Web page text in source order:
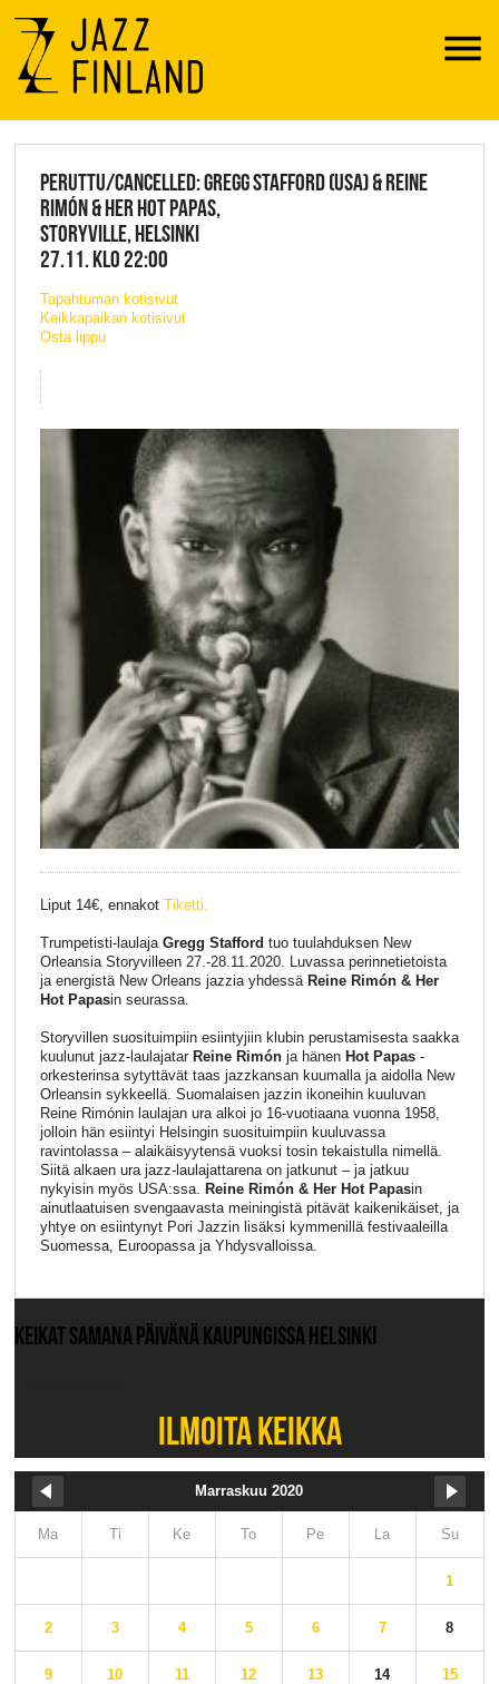
Menu
JAZZ FINLAND LIVE
PERUTTU/CANCELLED: GREGG STAFFORD (USA) & REINE
RIMÓN & HER HOT PAPAS,
STORYVILLE, HELSINKI
27.11. KLO 22:00
Tapahtuman kotisivut
Keikkapaikan kotisivut
Osta lippu
Liput 14€, ennakot Tiketti.
Trumpetisti-laulaja Gregg Stafford tuo tuulahduksen New
Orleansia Storyvilleen 27.-28.11.2020. Luvassa perinnetietoista
ja energistä New Orleans jazzia yhdessä Reine Rimón & Her
Hot Papasin seurassa.
Storyvillen suosituimpiin esiintyjiin klubin perustamisesta saakka
kuulunut jazz-laulajatar Reine Rimónja hänen Hot Papas-
orkesterinsa sytyttävät taas jazzkansan kuumalla ja aidolla New
Orleansin sykkeellä. Suomalaisen jazzin ikoneihin kuuluvan
Reine Rimónin laulajan ura alkoi jo 16-vuotiaana vuonna 1958,
jolloin hän esiintyi Helsingin suosituimpiin kuuluvassa
ravintolassa – alaikäisyytensä vuoksi tosin tekaistulla nimellä.
Siitä alkaen ura jazz-laulajattarena on jatkunut – ja jatkuu
nykyisin myös USA:ssa. Reine Rimón & Her Hot Papasin
ainutlaatuisen svengaavasta meiningistä pitävät kaikenikäiset, ja
yhtye on esiintynyt Pori Jazzin lisäksi kymmenillä festivaaleilla
Suomessa, Euroopassa ja Yhdysvalloissa.
KEIKAT SAMANA PÄIVÄNÄ KAUPUNGISSA HELSINKI
ILMOITA KEIKKA
Marraskuu 2020
Ma Ti Ke To Pe La Su
1
2 3 4 5 6 7 8
9 10 11 12 13 14 15